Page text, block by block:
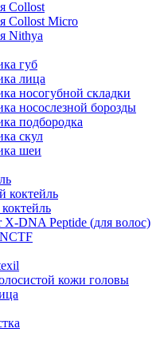
Collost
Collost Micro
Nithya
губ
лица
носогубной складки
носослезной борозды
подбородка
скул
шеи
коктейль
X-DNA Peptide (для волос)
кожи головы